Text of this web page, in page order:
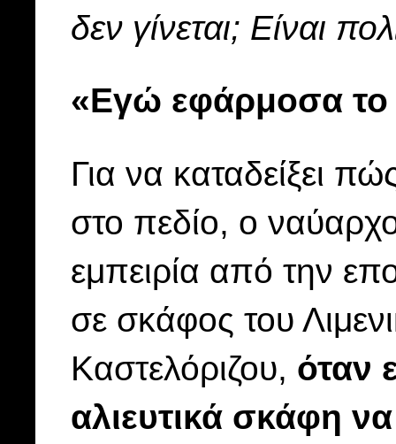
δεν γίνεται; Είναι
«Εγώ εφάρμοσα
Για να καταδείξει
στο πεδίο, ο
εμπειρία από την
σε σκάφος του
Καστελόριζου, όταν
αλιευτικά σκάφη